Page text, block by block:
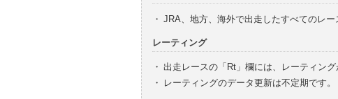
・ JRA、地方、海外で出走したすべてのレ
レーティング
・ 出走レースの「Rt」欄には、レーティング
・
レーティングのデータ更新は不定期です。